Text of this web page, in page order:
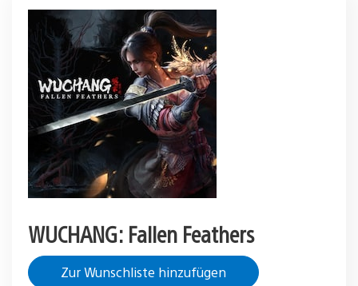
WUCHANG: Fallen Feathers
Zur Wunschliste hinzufügen